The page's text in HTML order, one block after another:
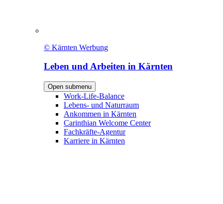
© Kärnten Werbung
Leben und Arbeiten in Kärnten
Open submenu
Work-Life-Balance
Lebens- und Naturraum
Ankommen in Kärnten
Carinthian Welcome Center
Fachkräfte-Agentur
Karriere in Kärnten